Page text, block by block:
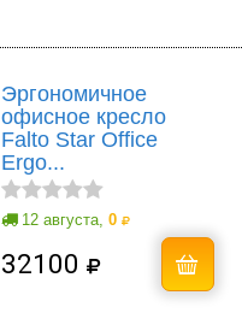
Эргономичное
офисное кресло
Falto Star Office
Ergo...
12 августа, 0
32100